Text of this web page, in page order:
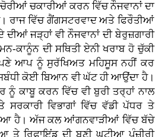
ਚਕਾਰੀਆਂ ਕਰਨ ਵਿੱਚ ਨੌਜਵਾਨਾਂ ਦਾ
ਵਿੱਚ ਗੈਂਗਸਟਰਵਾਦ ਅਤੇ ਫਿਰੌਤੀਆਂ
ਜੜ੍ਹਾਂ ਵੀ ਨੌਜਵਾਨਾਂ ਦੀ ਬੇਰੁਜ਼ਗਾਰੀ
ਕਾਨੂੰਨ ਦੀ ਸਥਿਤੀ ਏਨੀ ਖਰਾਬ ਹੋ ਚੁੱਕੀ
ਆਪ ਨੂੰ ਸੁਰੱਖਿਅਤ ਮਹਿਸੂਸ ਨਹੀਂ ਕਰ
ਕੋਈ ਬਿਆਨ ਵੀ ਘੱਟ ਹੀ ਆਉਂਦਾ ਹੈ।
ਨੂੰ ਕਾਬੂ ਕਰਨ ਵਿੱਚ ਵੀ ਬੁਰੀ ਤਰ੍ਹਾਂ ਨਾਲ
ਵਿਭਾਗਾਂ ਵਿੱਚ ਵੱਡੀ ਪੱਧਰ ਤੇ
ਹੈ। ਅੱਜ ਕਲ ਆਂਗਨਵਾੜੀਆਂ ਵਿੱਚ ਬੱਚੇ
ਤੇ ਰਿਫਾਇਂਡ ਦੀ ਬਣੀ ਘਟੀਆ ਪੰਜ਼ੀਰੀ